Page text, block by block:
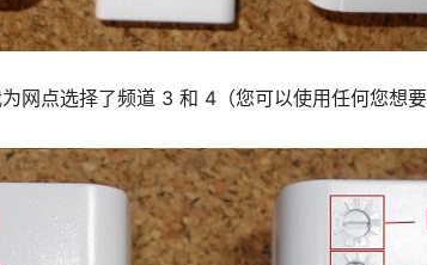
网点选择了频道 3 和 4（您可以使用任何您想要